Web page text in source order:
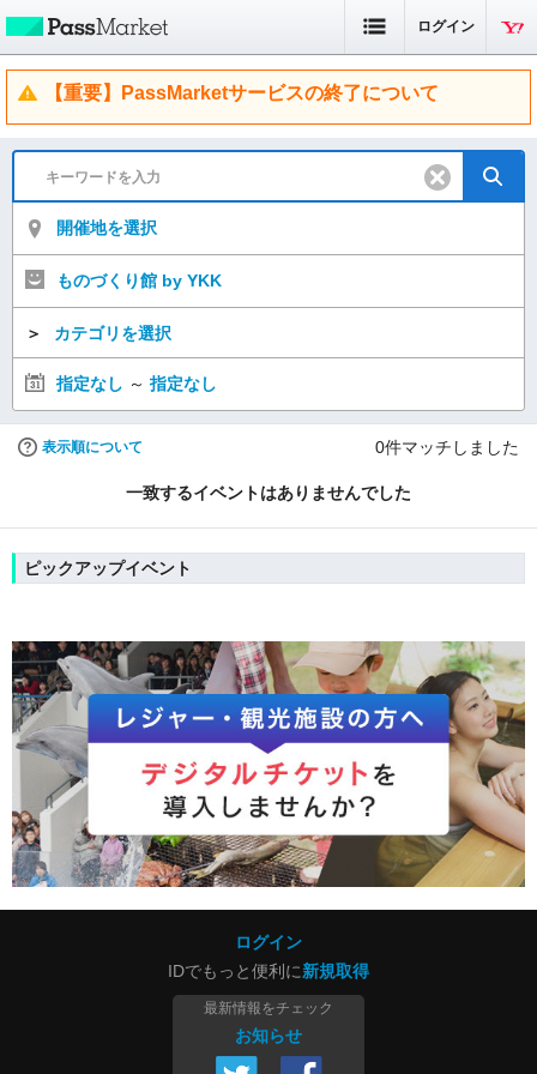
ログイン
【重要】PassMarketサービスの終了について
開催地を選択
ものづくり館 by YKK
＞ カテゴリを選択
指定なし ～ 指定なし
表示順について 0件マッチしました
一致するイベントはありませんでした
ピックアップイベント
ログイン
IDでもっと便利に新規取得
最新情報をチェック
お知らせ